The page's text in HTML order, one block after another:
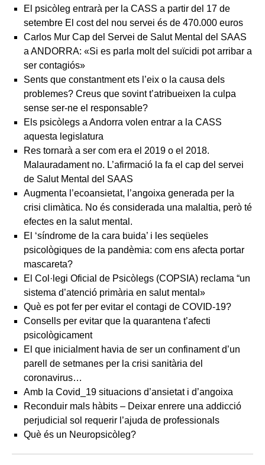
El psicòleg entrarà per la CASS a partir del 17 de
setembre El cost del nou servei és de 470.000 euros
Carlos Mur Cap del Servei de Salut Mental del SAAS
a ANDORRA: «Si es parla molt del suïcidi pot arribar a
ser contagiós»
Sents que constantment ets l’eix o la causa dels
problemes? Creus que sovint t’atribueixen la culpa
sense ser-ne el responsable?
Els psicòlegs a Andorra volen entrar a la CASS
aquesta legislatura
Res tornarà a ser com era el 2019 o el 2018.
Malauradament no. L’afirmació la fa el cap del servei
de Salut Mental del SAAS
Augmenta l’ecoansietat, l’angoixa generada per la
crisi climàtica. No és considerada una malaltia, però té
efectes en la salut mental.
El ‘síndrome de la cara buida’ i les seqüeles
psicològiques de la pandèmia: com ens afecta portar
mascareta?
El Col·legi Oficial de Psicòlegs (COPSIA) reclama “un
sistema d’atenció primària en salut mental»
Què es pot fer per evitar el contagi de COVID-19?
Consells per evitar que la quarantena t’afecti
psicològicament
El que inicialment havia de ser un confinament d’un
parell de setmanes per la crisi sanitària del
coronavirus…
Amb la Covid_19 situacions d’ansietat i d’angoixa
Reconduir mals hàbits – Deixar enrere una addicció
perjudicial sol requerir l’ajuda de professionals
Què és un Neuropsicòleg?